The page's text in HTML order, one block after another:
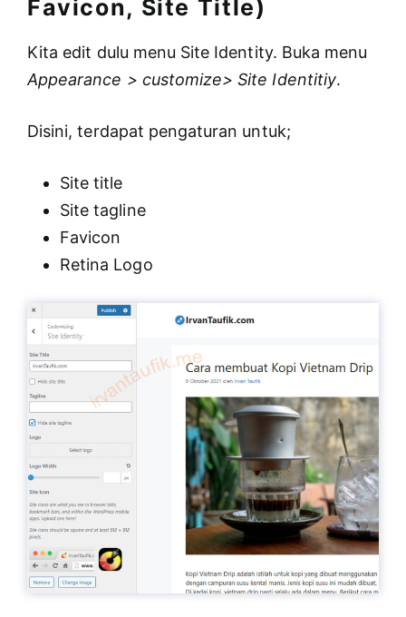
Favicon, Site Title)
Kita edit dulu menu Site Identity. Buka menu
Appearance > customize> Site Identitiy.
Disini, terdapat pengaturan untuk;
Site title
Site tagline
Favicon
Retina Logo